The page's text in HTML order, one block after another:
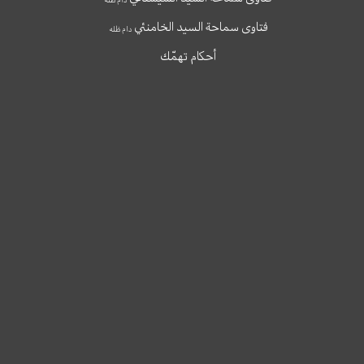
فتاوى سماحة السيد الخامنئيدام ظله
أحكام تهمّك